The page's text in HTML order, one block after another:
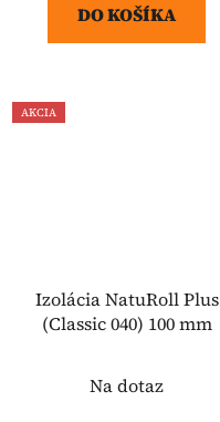
DO KOŠÍKA
AKCIA
Izolácia NatuRoll Plus
(Classic 040) 100 mm
Na dotaz